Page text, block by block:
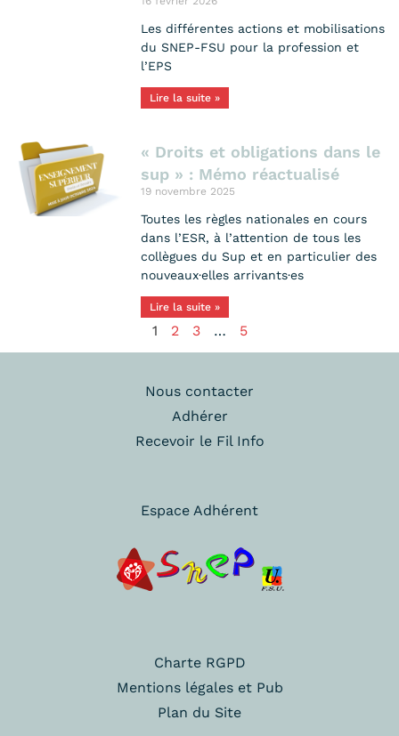
Les différentes actions et mobilisations
du SNEP-FSU pour la profession et
l’EPS
Lire la suite »
« Droits et obligations dans le
sup » : Mémo réactualisé
19 novembre 2025
Toutes les règles nationales en cours
dans l’ESR, à l’attention de tous les
collègues du Sup et en particulier des
nouveaux·elles arrivants·es
Lire la suite »
1 2 3 … 5
Nous contacter
Adhérer
Recevoir le Fil Info
Espace Adhérent
Charte RGPD
Mentions légales et Pub
Plan du Site